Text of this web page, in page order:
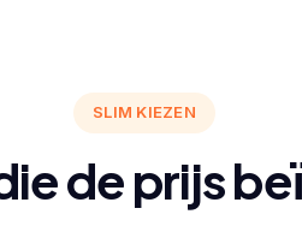
SLIM KIEZEN
de prijs